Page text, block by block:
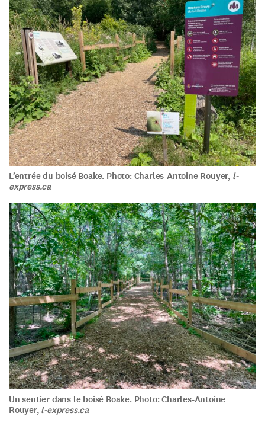
L’entrée du boisé Boake. Photo: Charles-Antoine Rouyer, l-
express.ca
Un sentier dans le boisé Boake. Photo: Charles-Antoine
Rouyer,l-express.ca